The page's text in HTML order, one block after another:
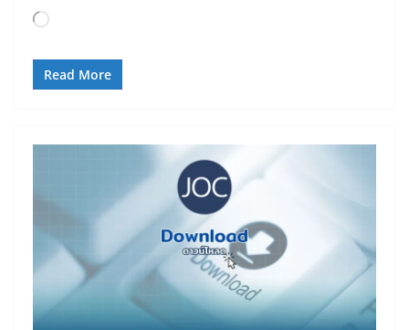
Loading…
Read More